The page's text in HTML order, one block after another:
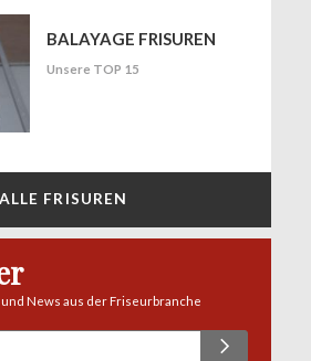
BALAYAGE FRISUREN
Unsere TOP 15
ALLE FRISUREN
News aus der Friseurbranche